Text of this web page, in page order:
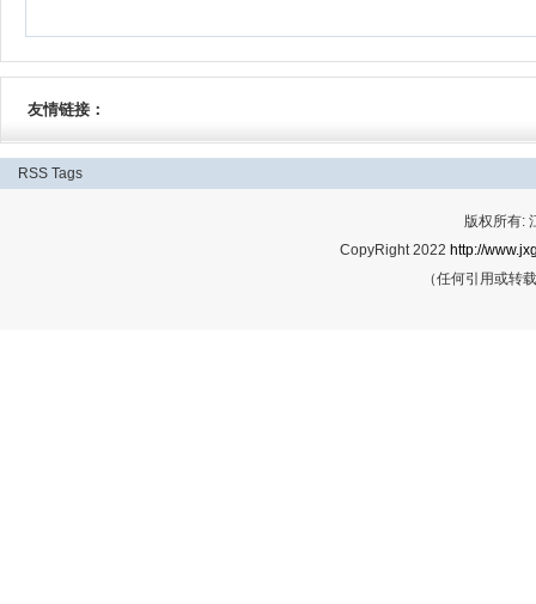
友情链接：
RSS Tags
版权所有:
CopyRight 2022 http://
（任何引用或转